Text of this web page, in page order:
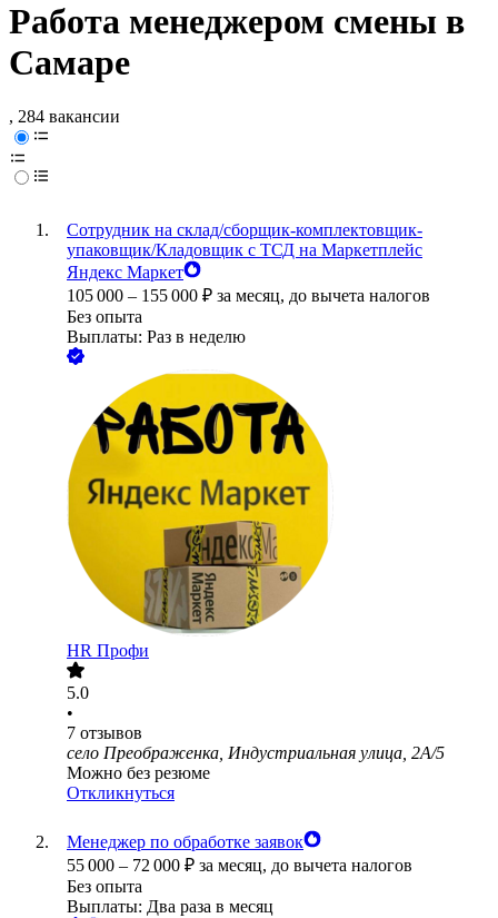
Работа менеджером смены в
Самаре
, 284 вакансии
Сотрудник на склад/сборщик-комплектовщик-
упаковщик/Кладовщик с ТСД на Маркетплейс
Яндекс Маркет
105 000 – 155 000 ₽ за месяц, до вычета налогов
Без опыта
Выплаты: Раз в неделю
HR Профи
5.0
•
7 отзывов
село Преображенка, Индустриальная улица, 2А/5
Можно без резюме
Откликнуться
Менеджер по обработке заявок
55 000 – 72 000 ₽ за месяц, до вычета налогов
Без опыта
Выплаты: Два раза в месяц